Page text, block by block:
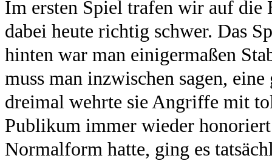
Im ersten Spiel trafen wir auf die
dabei heute richtig schwer. Das
hinten war man einigermaßen
muss man inzwischen sagen,
dreimal wehrte sie Angriffe mit
Publikum immer wieder
Normalform hatte, ging es